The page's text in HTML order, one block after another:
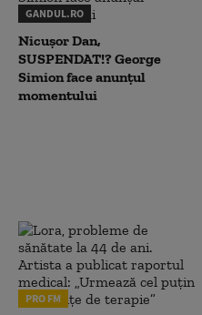
GANDUL.RO
Nicușor Dan,
SUSPENDAT!? George
Simion face anunțul
momentului
PRO FM